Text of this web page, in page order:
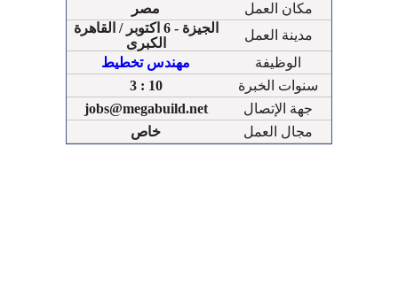
مصر
مكان العمل
الجيزة - 6 اكتوبر / القاهرة
الكبرى
مدينة العمل
مهندس تخطيط
الوظيفة
3 : 10
سنوات الخبرة
jobs@megabuild.net
جهة الإتصال
خاص
مجال العمل